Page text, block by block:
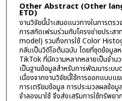
Other Abstract (Other
ETD)
งานวิจัยนี้นำเสนอแนวทางในการตรว
การสกัดเฟรมร่วมกับโครงข่ายประส
model) รวมถึงการใช้ Color
กลับเป็นวิดีโอต้นฉบับ โดยที่ชุดข้อมูล
TikTok ที่มีความหลากหลายเป็นจำ
เป็นฐานข้อมูลสำหรับการพัฒนาระบบ
เนื่องจากงานวิจัยนี้ใช้การออกแบบ
การเตรียมข้อมูล การประมวลผลข้อ
จำลองมาใช้ จึงส่งเสริมการใช้ทรัพย